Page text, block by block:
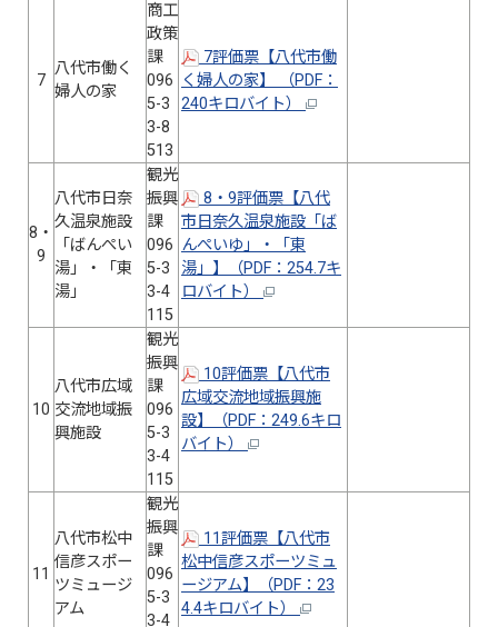
7
八代市働く
婦人の家
商工
政策
課
096
5-3
3-8
513
7評価票【八代市働
く婦人の家】 （PDF：
240キロバイト）
8・
9
八代市日奈
久温泉施設
「ばんぺい
湯」・「東
湯」
観光
振興
課
096
5-3
3-4
115
8・9評価票【八代
市日奈久温泉施設「ば
んぺいゆ」・「東
湯」】（PDF：254.7キ
ロバイト）
10
八代市広域
交流地域振
興施設
観光
振興
課
096
5-3
3-4
115
10評価票【八代市
広域交流地域振興施
設】（PDF：249.6キロ
バイト）
11
八代市松中
信彦スポー
ツミュージ
アム
観光
振興
課
096
5-3
3-4
11評価票【八代市
松中信彦スポーツミュ
ージアム】（PDF：23
4.4キロバイト）